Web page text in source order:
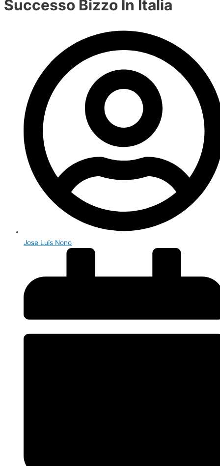
Successo Bizzo In Italia
Jose Luis Nono